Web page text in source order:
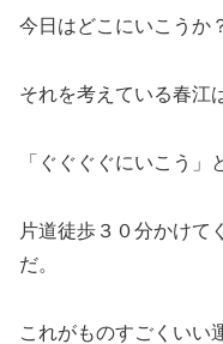
今日はどこにいこうか
それを考えている春江
「ぐぐぐぐにいこう」
片道徒歩３０分かけて
だ。
これがものすごくいい